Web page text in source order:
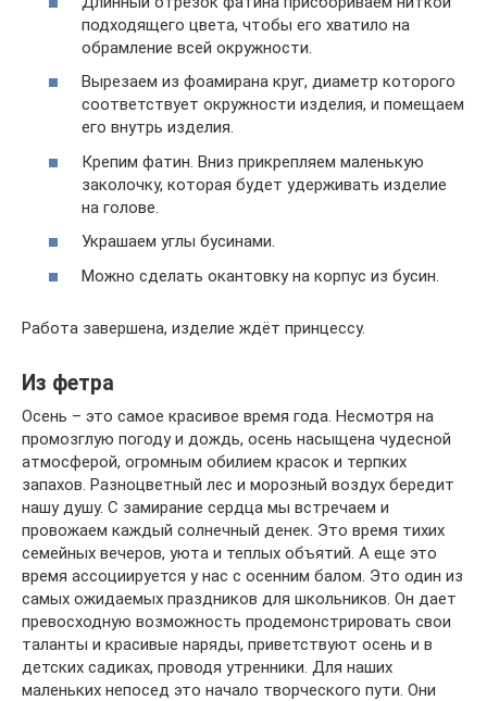
подходящего цвета, чтобы его хватило на
обрамление всей окружности.
Вырезаем из фоамирана круг, диаметр которого
соответствует окружности изделия, и помещаем
его внутрь изделия.
Крепим фатин. Вниз прикрепляем маленькую
заколочку, которая будет удерживать изделие
на голове.
Украшаем углы бусинами.
Можно сделать окантовку на корпус из бусин.
Работа завершена, изделие ждёт принцессу.
Из фетра
Осень – это самое красивое время года. Несмотря на
промозглую погоду и дождь, осень насыщена чудесной
атмосферой, огромным обилием красок и терпких
запахов. Разноцветный лес и морозный воздух бередит
нашу душу. С замирание сердца мы встречаем и
провожаем каждый солнечный денек. Это время тихих
семейных вечеров, уюта и теплых объятий. А еще это
время ассоциируется у нас с осенним балом. Это один из
самых ожидаемых праздников для школьников. Он дает
превосходную возможность продемонстрировать свои
таланты и красивые наряды, приветствуют осень и в
детских садиках, проводя утренники. Для наших
маленьких непосед это начало творческого пути. Они